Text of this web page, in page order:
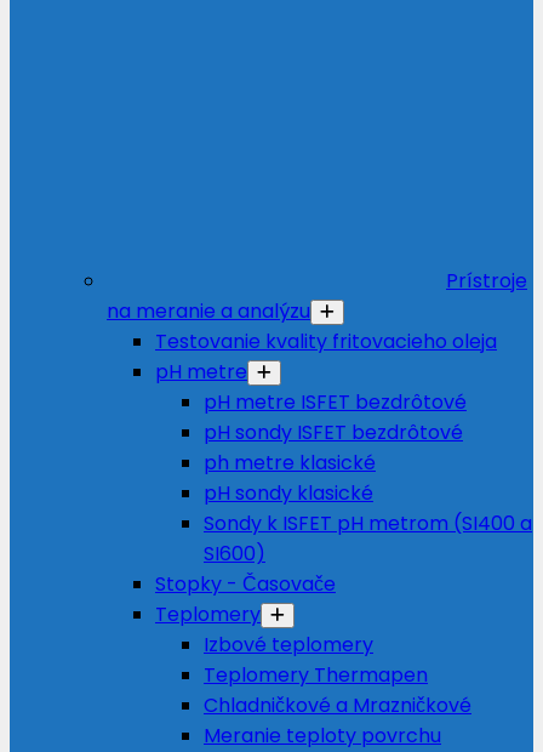
Prístroje
na meranie a analýzu
Testovanie kvality fritovacieho oleja
pH metre
pH metre ISFET bezdrôtové
pH sondy ISFET bezdrôtové
ph metre klasické
pH sondy klasické
Sondy k ISFET pH metrom (SI400 a
SI600)
Stopky - Časovače
Teplomery
Izbové teplomery
Teplomery Thermapen
Chladničkové a Mrazničkové
Meranie teploty povrchu